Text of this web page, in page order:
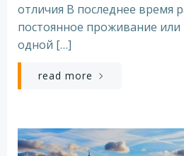
отличия В последнее время
постоянное проживание или
одной […]
read more